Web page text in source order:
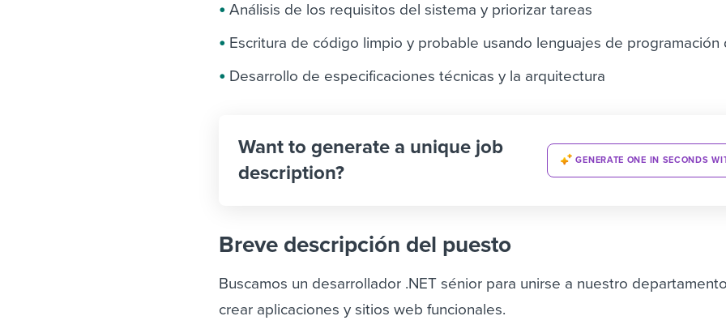
Análisis de los requisitos del sistema y priorizar tareas
Escritura de código limpio y probable usando lenguajes de programación
Desarrollo de especificaciones técnicas y la arquitectura
Want to generate a unique job
description?
GENERATE ONE IN SECONDS
Breve descripción del puesto
Buscamos un desarrollador .NET sénior para unirse a nuestro
crear aplicaciones y sitios web funcionales.